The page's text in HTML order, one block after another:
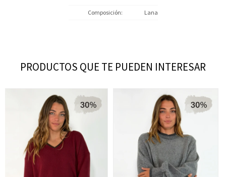
Composición Lana
PRODUCTOS QUE TE PUEDEN INTERESAR